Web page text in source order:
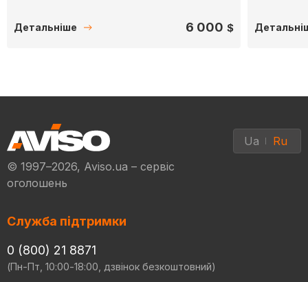
Детальніше 6 000 $
© 1997–2026, Aviso.ua – сервіс
оголошень
Ua Ru
Служба підтримки
0 (800) 21 8871
(Пн-Пт, 10:00-18:00, дзвінок безкоштовний)